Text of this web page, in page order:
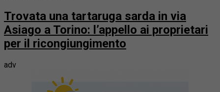
Trovata una tartaruga sarda in via
Asiago a Torino: l’appello ai proprietari
per il ricongiungimento
adv